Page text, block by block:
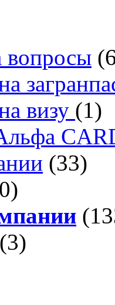
вопросы
визу (1)
(33)
(3)